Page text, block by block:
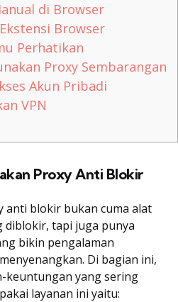
di Browser
Browser
Perhatikan
Proxy Sembarangan
Akun Pribadi
VPN
Proxy Anti Blokir
anti blokir bukan cuma alat
diblokir, tapi juga punya
bikin pengalaman
Di bagian ini,
keuntungan yang sering
layanan ini yaitu: